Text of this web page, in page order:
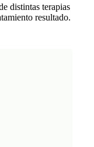
distintas terapias
resultado.